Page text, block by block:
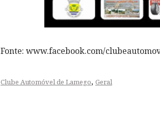
Fonte: www.facebook.com/
Clube Automóvel de Lamego, Geral